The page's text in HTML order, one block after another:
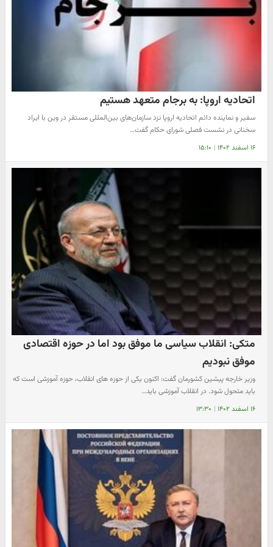
اتحادیه اروپا: به برجام متعهد هستیم
سفیر و نماینده دائم اتحادیه اروپا نزد سازمان‌های بین‌المللی مستقر در وین با ایراد
سخنانی در نشست فصلی شورای حکام گفت…
۱۶ اسفند ۱۴۰۲ | ۱۵:۱۰
متکی: انقلاب سیاسی ما موفق بود اما در حوزه اقتصادی
موفق نبودیم
وزیر خارجه پیشین کشورمان گفت: اکنون یکی از حوزه های انقلاب، حوزه آموزشی است که
باید متحول شود. در انقلاب آموزشی باید…
۱۶ اسفند ۱۴۰۲ | ۱۳:۳۰